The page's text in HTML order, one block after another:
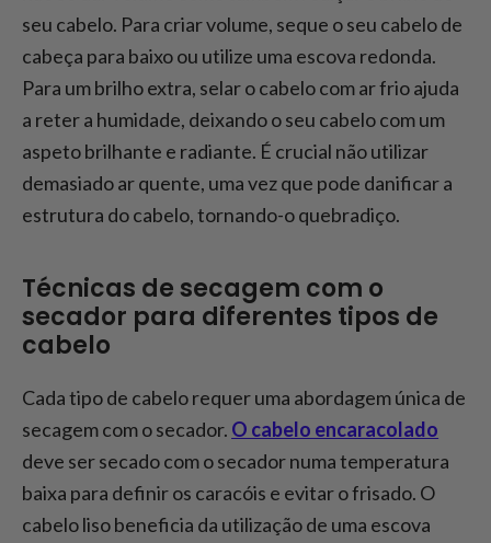
seu cabelo. Para criar volume, seque o seu cabelo de
cabeça para baixo ou utilize uma escova redonda.
Para um brilho extra, selar o cabelo com ar frio ajuda
a reter a humidade, deixando o seu cabelo com um
aspeto brilhante e radiante. É crucial não utilizar
demasiado ar quente, uma vez que pode danificar a
estrutura do cabelo, tornando-o quebradiço.
Técnicas de secagem com o
secador para diferentes tipos de
cabelo
Cada tipo de cabelo requer uma abordagem única de
secagem com o secador. O cabelo encaracolado
deve ser secado com o secador numa temperatura
baixa para definir os caracóis e evitar o frisado. O
cabelo liso beneficia da utilização de uma escova